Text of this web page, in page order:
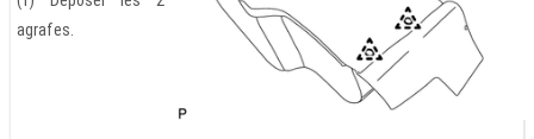
agrafes.